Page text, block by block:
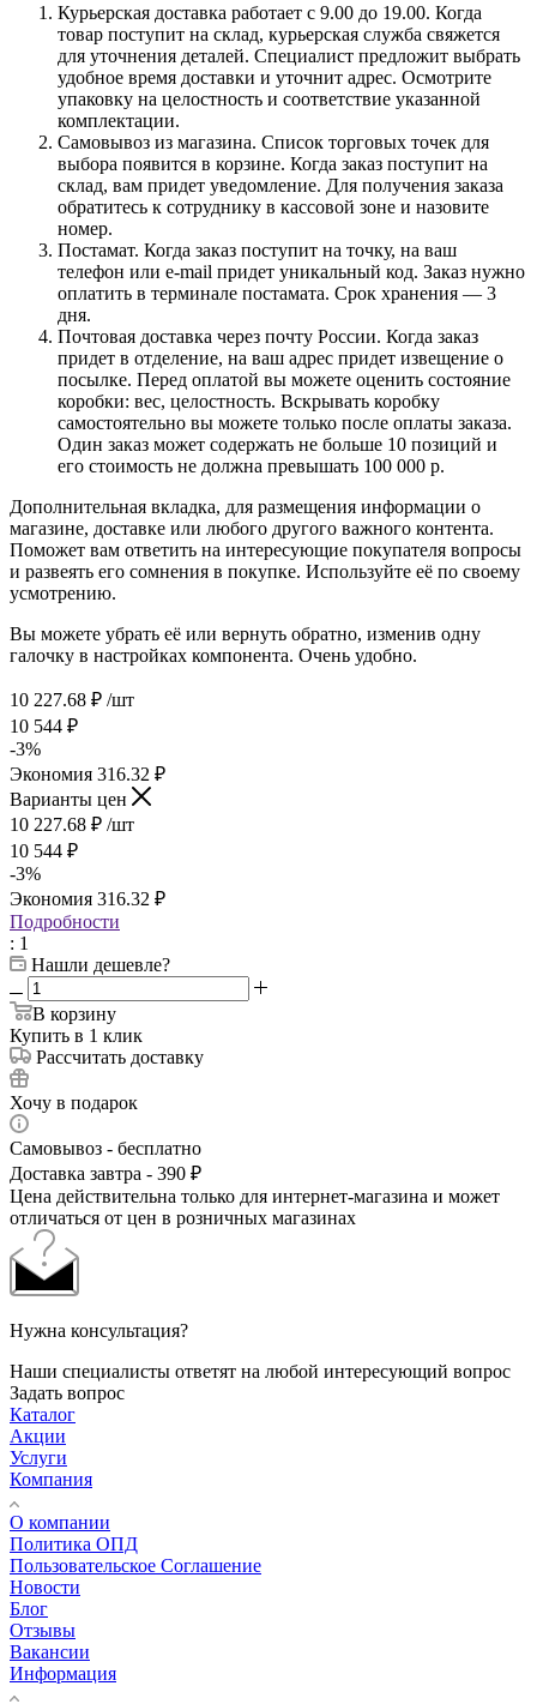
Курьерская доставка работает с 9.00 до 19.00. Когда
товар поступит на склад, курьерская служба свяжется
для уточнения деталей. Специалист предложит выбрать
удобное время доставки и уточнит адрес. Осмотрите
упаковку на целостность и соответствие указанной
комплектации.
Самовывоз из магазина. Список торговых точек для
выбора появится в корзине. Когда заказ поступит на
склад, вам придет уведомление. Для получения заказа
обратитесь к сотруднику в кассовой зоне и назовите
номер.
Постамат. Когда заказ поступит на точку, на ваш
телефон или e-mail придет уникальный код. Заказ нужно
оплатить в терминале постамата. Срок хранения — 3
дня.
Почтовая доставка через почту России. Когда заказ
придет в отделение, на ваш адрес придет извещение о
посылке. Перед оплатой вы можете оценить состояние
коробки: вес, целостность. Вскрывать коробку
самостоятельно вы можете только после оплаты заказа.
Один заказ может содержать не больше 10 позиций и
его стоимость не должна превышать 100 000 р.
Дополнительная вкладка, для размещения информации о
магазине, доставке или любого другого важного контента.
Поможет вам ответить на интересующие покупателя вопросы
и развеять его сомнения в покупке. Используйте её по своему
усмотрению.
Вы можете убрать её или вернуть обратно, изменив одну
галочку в настройках компонента. Очень удобно.
10 227.68 ₽ /шт
10 544 ₽
-3%
Экономия 316.32 ₽
Варианты цен
10 227.68 ₽ /шт
10 544 ₽
-3%
Экономия 316.32 ₽
Подробности
: 1
Нашли дешевле?
В корзину
Купить в 1 клик
Рассчитать доставку
Хочу в подарок
Самовывоз - бесплатно
Доставка завтра - 390 ₽
Цена действительна только для интернет-магазина и может
отличаться от цен в розничных магазинах
Нужна консультация?
Наши специалисты ответят на любой интересующий вопрос
Задать вопрос
Каталог
Акции
Услуги
Компания
О компании
Политика ОПД
Пользовательское Соглашение
Новости
Блог
Отзывы
Вакансии
Информация